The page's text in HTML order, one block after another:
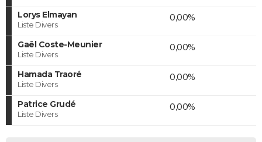
Lorys Elmayan
Liste Divers
0,00%
Gaël Coste-Meunier
Liste Divers
0,00%
Hamada Traoré
Liste Divers
0,00%
Patrice Grudé
Liste Divers
0,00%